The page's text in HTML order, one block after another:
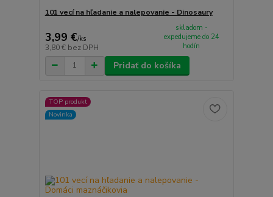
101 vecí na hľadanie a nalepovanie - Dinosaury
3,99 €/ks
3,80 € bez DPH
skladom -
expedujeme do 24
hodín
Pridať do košíka
TOP produkt
Novinka